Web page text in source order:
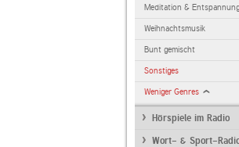
Meditation & Entspannung
Weihnachtsmusik
Bunt gemischt
Sonstiges
Weniger Genres
Hörspiele im Radio
Wort- & Sport-